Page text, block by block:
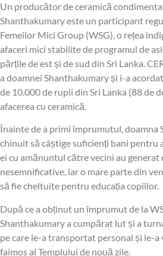
Un producător de ceramică
Shanthakumary este un participant
Femeilor Mici Group (WSG), o rețea
afaceri mici stabilite de programul de
părțile de est și de sud din Sri Lanka.
a doamnei Shanthakumary și i-a
de 10.000 de rupii din Sri Lanka (88 de
afacerea cu ceramică.
Înainte de a primi împrumutul, doamna
chinuit să câștige suficienți bani pentru
ei cu amănuntul către vecini au
nesemnificative, iar o mare parte din
să fie cheltuite pentru educația copiilor.
După ce a obținut un împrumut de la
Shanthakumary a cumpărat lut și a
pe care le-a transportat personal și le-
faimos al Templului de nouă zile.